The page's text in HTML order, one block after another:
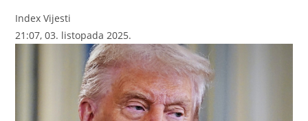
Index Vijesti
21:07, 03. listopada 2025.